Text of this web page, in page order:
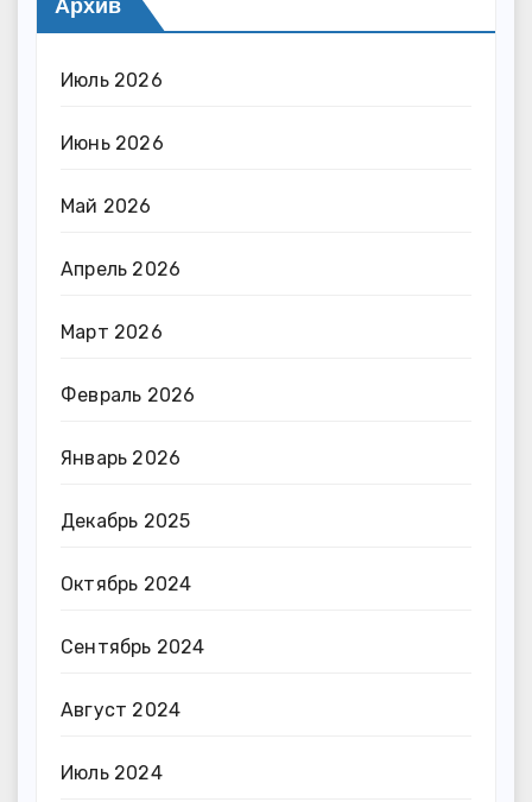
Июль 2026
Июнь 2026
Май 2026
Апрель 2026
Март 2026
Февраль 2026
Январь 2026
Декабрь 2025
Октябрь 2024
Сентябрь 2024
Август 2024
Июль 2024